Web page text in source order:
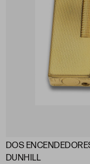
DOS
DUNHILL